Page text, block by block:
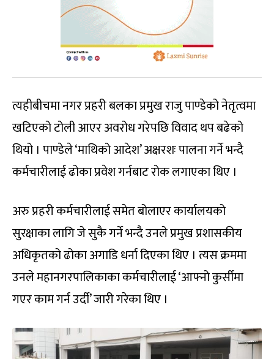
त्यहीबीचमा नगर प्रहरी बलका प्रमुख राजु पाण्डेको नेतृत्वमा
खटिएको टोली आएर अवरोध गरेपछि विवाद थप बढेको
थियो । पाण्डेले ‘माथिको आदेश’ अक्षरशः पालना गर्ने भन्दै
कर्मचारीलाई ढोका प्रवेश गर्नबाट रोक लगाएका थिए ।
अरु प्रहरी कर्मचारीलाई समेत बोलाएर कार्यालयको
सुरक्षाका लागि जे सुकै गर्ने भन्दै उनले प्रमुख प्रशासकीय
अधिकृतको ढोका अगाडि धर्ना दिएका थिए । त्यस क्रममा
उनले महानगरपालिकाका कर्मचारीलाई ‘आफ्नो कुर्सीमा
गएर काम गर्न उर्दी’ जारी गरेका थिए ।